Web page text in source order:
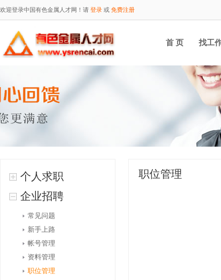
欢迎登录中国有色金属人才网！请 登录 或 免费注册
首 页 找工
个人求职
企业招聘
常见问题
新手上路
帐号管理
资料管理
职位管理
职位管理